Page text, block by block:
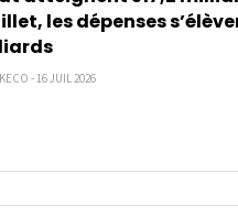
les dépenses
- 16 JUIL 2026